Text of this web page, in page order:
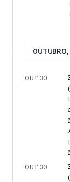
OUT 30
OUT 30